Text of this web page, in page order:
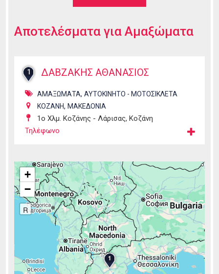
Αποτελέσματα για Αμαξώματα
1 ΔΑΒΖΑΚΗΣ ΑΘΑΝΑΣΙΟΣ
ΑΜΑΞΩΜΑΤΑ, ΑΥΤΟΚΙΝΗΤΟ - ΜΟΤΟΣΙΚΛΕΤΑ
ΚΟΖΑΝΗ, ΜΑΚΕΔΟΝΙΑ
1ο Χλμ. Κοζάνης - Λάρισας, Κοζάνη
Τηλέφωνο
1
+
−
R